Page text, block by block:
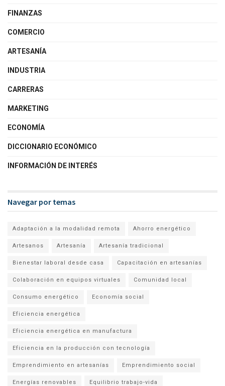
FINANZAS
COMERCIO
ARTESANÍA
INDUSTRIA
CARRERAS
MARKETING
ECONOMÍA
DICCIONARIO ECONÓMICO
INFORMACIÓN DE INTERÉS
Navegar por temas
Adaptación a la modalidad remota Ahorro energético
Artesanos Artesanía Artesanía tradicional
Bienestar laboral desde casa Capacitación en artesanías
Colaboración en equipos virtuales Comunidad local
Consumo energético Economía social
Eficiencia energética
Eficiencia energética en manufactura
Eficiencia en la producción con tecnología
Emprendimiento en artesanías Emprendimiento social
Energías renovables Equilibrio trabajo-vida